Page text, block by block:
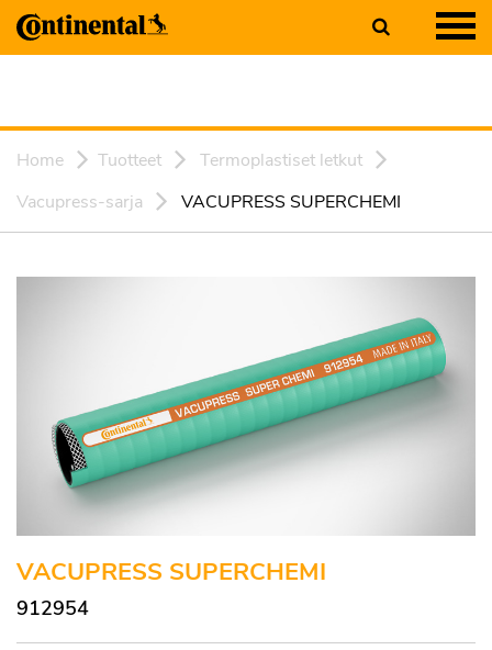
Home Tuotteet
Termoplastiset letkut
Vacupress-sarja
VACUPRESS SUPERCHEMI
VACUPRESS SUPERCHEMI
912954